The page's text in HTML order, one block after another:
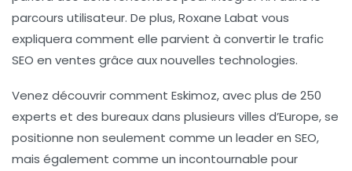
parcours utilisateur. De plus,Roxane Labat vous
expliquera comment elle parvient à convertir le trafic
SEO en ventes grâce aux nouvelles technologies.
Venez découvrir comment Eskimoz, avec plus de 250
experts et des bureaux dans plusieurs villes d’Europe, se
positionne non seulement comme un leader en SEO,
mais également comme un incontournable pour